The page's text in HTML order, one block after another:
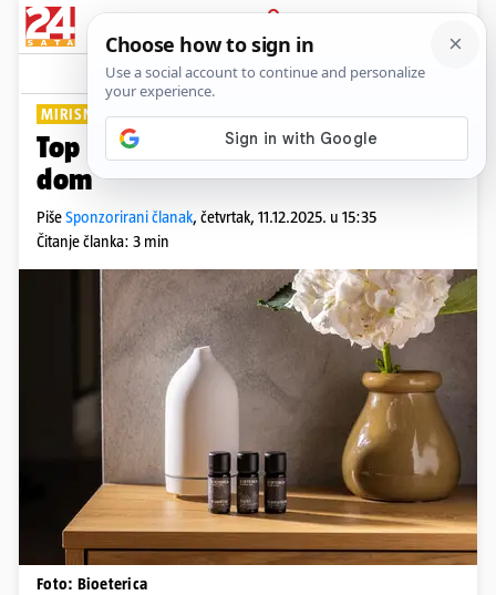
PRIJAVA
Lifestyle
MIRISNI SAVJETI
Top 5 eteričnih ulja za mirisni
dom
PišeSponzorirani članak, četvrtak, 11.12.2025. u 15:35
Čitanje članka: 3 min
Foto: Bioeterica